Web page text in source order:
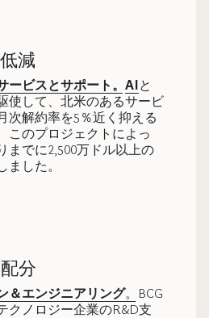
減
ービスとサポート。 AI と
使して、北米のあるサービ
次解約率を5％近く抑える
このプロジェクトによっ
までに2,500万ドル以上の
ました。
分
＆エンジニアリング。
BCG
クノロジー企業のR&D支